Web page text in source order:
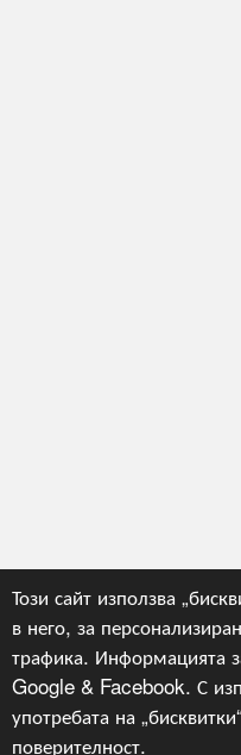
Този сайт използва
в него, за
трафика. Информацията
Google & Facebook. С
употребата на
поверителност.